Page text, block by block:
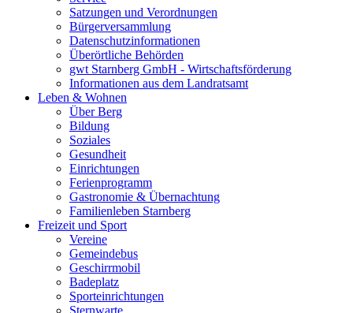
Satzungen und Verordnungen
Bürgerversammlung
Datenschutzinformationen
Überörtliche Behörden
gwt Starnberg GmbH - Wirtschaftsförderung
Informationen aus dem Landratsamt
Leben & Wohnen
Über Berg
Bildung
Soziales
Gesundheit
Einrichtungen
Ferienprogramm
Gastronomie & Übernachtung
Familienleben Starnberg
Freizeit und Sport
Vereine
Gemeindebus
Geschirrmobil
Badeplatz
Sporteinrichtungen
Sternwarte